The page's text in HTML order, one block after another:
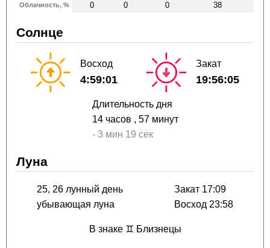
Облачность, % 0 0 0 38
Солнце
Восход
4:59:01
Закат
19:56:05
Длительность дня
14 часов , 57 минут
- 3 мин 19 сек
Луна
25, 26 лунный день
убывающая луна
Закат 17:09
Восход 23:58
В знаке ♊ Близнецы